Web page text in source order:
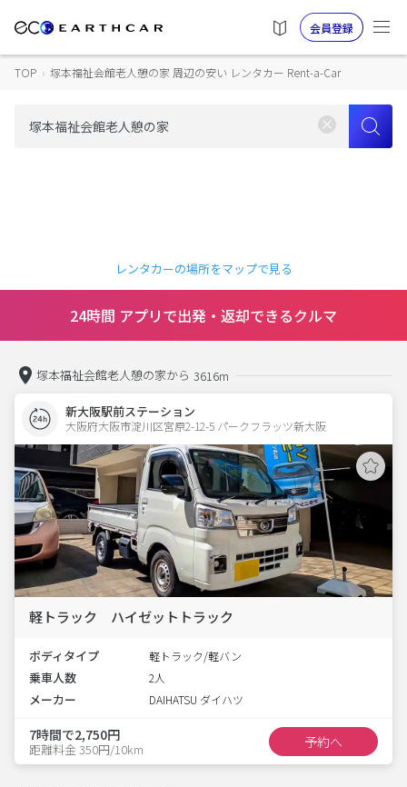
会員登録
TOP › 塚本福祉会館老人憩の家 周辺の安い レンタカー Rent-a-Car
レンタカーの場所をマップで見る
24時間 アプリで出発・返却できるクルマ
塚本福祉会館老人憩の家から 3616m
新大阪駅前ステーション
大阪府大阪市淀川区宮原2-12-5 パークフラッツ新大阪
軽トラック ハイゼットトラック
ボディタイプ 軽トラック/軽バン
乗車人数 2人
メーカー DAIHATSU ダイハツ
7時間で2,750円
距離料金 350円/10km 予約へ